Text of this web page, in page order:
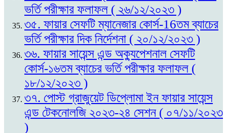
ভর্তি পরীক্ষার ফলাফল ( ২৬/১২/২০২৩ )
৩৫. ফায়ার সেফটি ম্যানেজার কোর্স-16তম ব্যাচের
ভর্তি পরীক্ষার দিক নির্দেশনা ( ২০/১২/২০২৩ )
৩৬. ফায়ার সায়েন্স এন্ড অক্যুপেশনাল সেফটি
কোর্স-১৬তম ব্যাচের ভর্তি পরীক্ষার ফলাফল (
১৮/১২/২০২৩ )
৩৭. পোস্ট গ্রাজুয়েট ডিপ্লোমা ইন ফায়ার সায়েন্স
এন্ড টেকনোলজি ২০২৩-২৪ সেশন ( ০৭/১১/২০২৩
)